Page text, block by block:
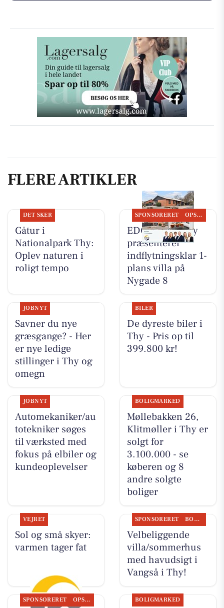
FLERE ARTIKLER
DET SKER
Gåtur i
Nationalpark Thy:
Oplev naturen i
roligt tempo
SPONSORERET OPSLAGSTAVLEN
EDC Hurup Thy
præsenterer
indflytningsklar 1-
plans villa på
Nygade 8
JOBNYT
Savner du nye
græsgange? - Her
er nye ledige
stillinger i Thy og
omegn
BILER
De dyreste biler i
Thy - Pris op til
399.800 kr!
JOBNYT
Automekaniker/au
totekniker søges
til værksted med
fokus på elbiler og
kundeoplevelser
BOLIGMARKED
Møllebakken 26,
Klitmøller i Thy er
solgt for
3.100.000 - se
køberen og 8
andre solgte
boliger
VEJRET
Sol og små skyer:
varmen tager fat
SPONSORERET BOLIGMARKED
Velbeliggende
villa/sommerhus
med havudsigt i
Vangså i Thy!
SPONSORERET OPSLAGSTAVLEN BOLIGMARKED